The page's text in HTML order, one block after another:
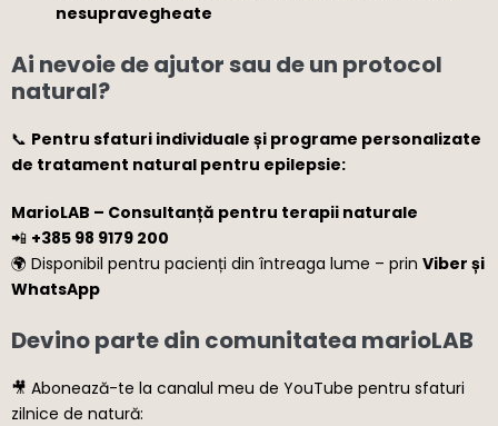
nesupravegheate
Ai nevoie de ajutor sau de un protocol
natural?
📞 Pentru sfaturi individuale și programe personalizate
de tratament natural pentru epilepsie:
MarioLAB – Consultanță pentru terapii naturale
📲 +385 98 9179 200
🌍 Disponibil pentru pacienți din întreaga lume – prin Viber și
WhatsApp
Devino parte din comunitatea marioLAB
🎥 Abonează-te la canalul meu de YouTube pentru sfaturi
zilnice de natură: